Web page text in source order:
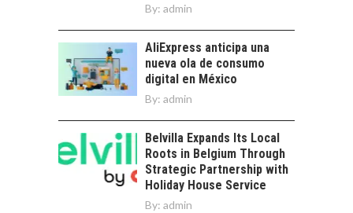
By: admin
AliExpress anticipa una
nueva ola de consumo
digital en México
By: admin
Belvilla Expands Its Local
Roots in Belgium Through
Strategic Partnership with
Holiday House Service
By: admin